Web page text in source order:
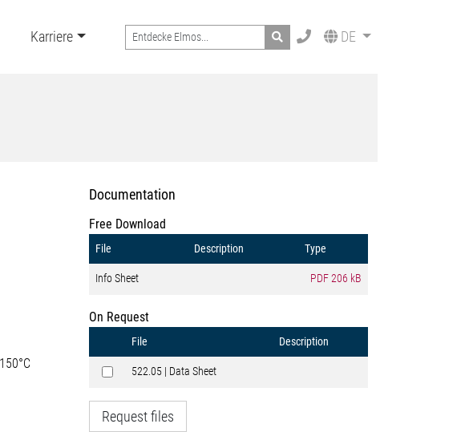
Karriere Search DE
Documentation
Free Download
File Description Type
Info Sheet PDF206 kB
On Request
File Description
522.05 | Data Sheet
Request files